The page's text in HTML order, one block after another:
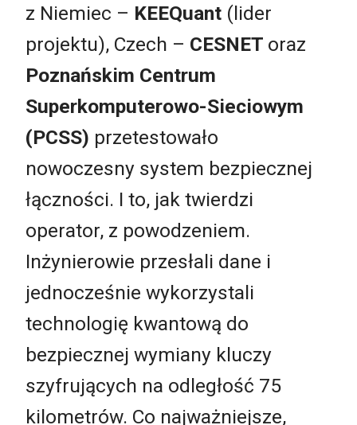
z Niemiec – KEEQuant (lider
projektu), Czech – CESNET oraz
Poznańskim Centrum
Superkomputerowo-Sieciowym
(PCSS) przetestowało
nowoczesny system bezpiecznej
łączności. I to, jak twierdzi
operator, z powodzeniem.
Inżynierowie przesłali dane i
jednocześnie wykorzystali
technologię kwantową do
bezpiecznej wymiany kluczy
szyfrujących na odległość 75
kilometrów. Co najważniejsze,